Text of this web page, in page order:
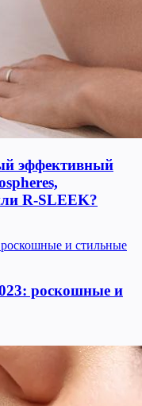
эффективный
R-SLEEK?
роскошные и